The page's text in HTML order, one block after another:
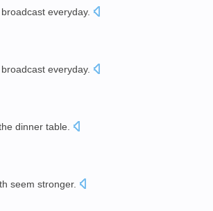
everyday.
everyday.
dinner table
seem stronger.